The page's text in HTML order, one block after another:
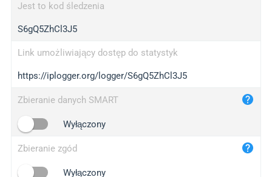
wl.gl
ed.tc
iplogger.com
maper.info
2no.co
yip.su
iplogger.info
Jest to kod śledzenia
S6gQ5ZhCl3J5
Link umożliwiający dostęp do statystyk
https://iplogger.org/logger/S6gQ5ZhCl3J5
Zbieranie danych SMART
Wyłączony
Zbieranie zgód
Wyłączony